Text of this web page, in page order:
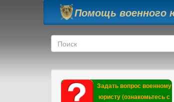
Перейти к основному содержанию
Помощь военного
Форма поиска
Поиск
Задать вопрос военному
юристу (ознакомьтесь с